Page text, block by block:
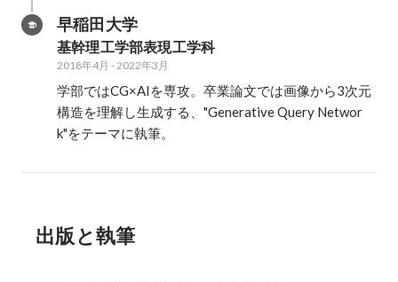
早稲田大学
基幹理工学部表現工学科
2018年4月 -2022年3月
学部ではCG×AIを専攻。卒業論文では画像から3次元
構造を理解し生成する、"Generative Query Networ
k"をテーマに執筆。
出版と執筆